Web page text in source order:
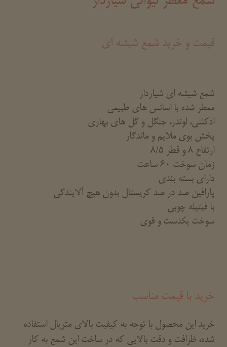
قیمت و خرید شمع شیشه ای
شمع شیشه ای شیاردار
معطر شده با اسانس های طبیعی
ادکلنی، لوندر، جنگل و گل های بهاری
پخش بوی ملایم و ماندگار
ارتفاع 8 و قطر 8/5
زمان سوخت 60 ساعت
دارای بسته بندی
پارافین صد در صد کریستال بدون هیچ آلایندگی
با فیتیله چوبی
سوخت یکدست و قوی
خرید با قیمت مناسب
خرید این محصول با توجه به کیفیت بالای متریال استفاده
شده، ظرافت و دقت بالایی که در ساخت این شمع به کار